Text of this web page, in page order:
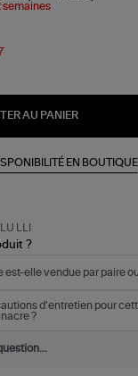
semaines
AU PANIER
EN BOUTIQUE
?
elle vendue par paire
d'entretien pour
?